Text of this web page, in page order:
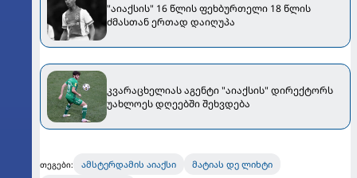
"აიაქსის" 16 წლის ფეხბურთელი 18 წლის
ძმასთან ერთად დაიღუპა
კვარაცხელიას აგენტი "აიაქსის" დირექტორს
უახლოეს დღეებში შეხვდება
თეგები: ამსტერდამის აიაქსი
მატიას დე ლიხტი